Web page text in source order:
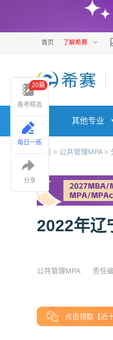
首页 了解希赛
其他专业
首页 > 公共管理MPA >
2022年辽
公共管理MPA 责任
点击领取【近
备考精选
20篇
每日一练
分享